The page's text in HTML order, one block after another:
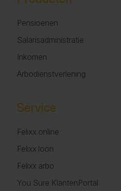
Pensioenen
Salarisadministratie
Inkomen
Arbodienstverlening
Service
Felixx online
Felixx loon
Felixx arbo
You Sure KlantenPortal